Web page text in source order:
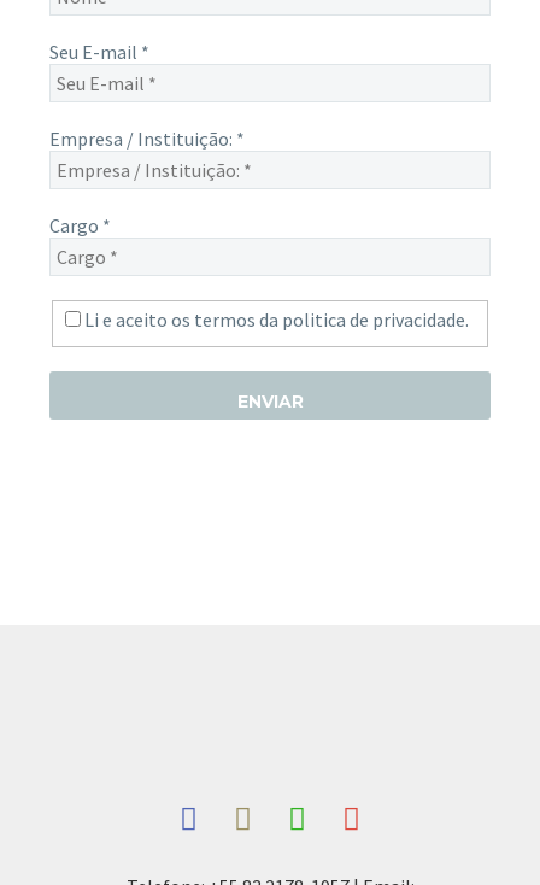
Seu E-mail *
Empresa / Instituição: *
Cargo *
Li e aceito os termos da politica de privacidade.